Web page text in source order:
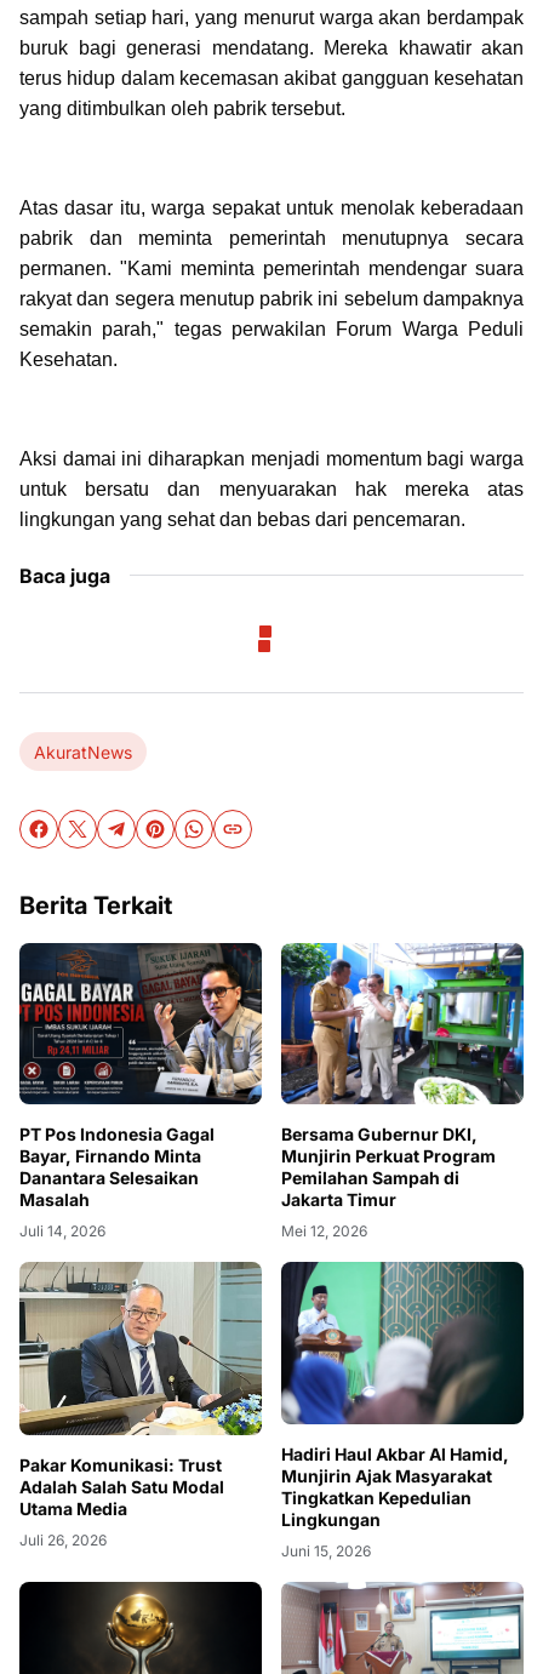
sampah setiap hari, yang menurut warga akan berdampak
buruk bagi generasi mendatang. Mereka khawatir akan
terus hidup dalam kecemasan akibat gangguan kesehatan
yang ditimbulkan oleh pabrik tersebut.
Atas dasar itu, warga sepakat untuk menolak keberadaan
pabrik dan meminta pemerintah menutupnya secara
permanen. "Kami meminta pemerintah mendengar suara
rakyat dan segera menutup pabrik ini sebelum dampaknya
semakin parah," tegas perwakilan Forum Warga Peduli
Kesehatan.
Aksi damai ini diharapkan menjadi momentum bagi warga
untuk bersatu dan menyuarakan hak mereka atas
lingkungan yang sehat dan bebas dari pencemaran.
Baca juga
AkuratNews
Berita Terkait
PT Pos Indonesia Gagal
Bayar, Firnando Minta
Danantara Selesaikan
Masalah
Juli 14, 2026
Bersama Gubernur DKI,
Munjirin Perkuat Program
Pemilahan Sampah di
Jakarta Timur
Mei 12, 2026
Pakar Komunikasi: Trust
Adalah Salah Satu Modal
Utama Media
Juli 26, 2026
Hadiri Haul Akbar Al Hamid,
Munjirin Ajak Masyarakat
Tingkatkan Kepedulian
Lingkungan
Juni 15, 2026